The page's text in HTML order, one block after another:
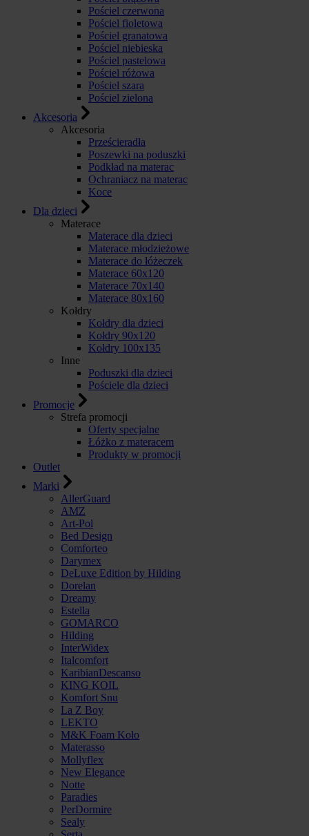
Pościel czerwona
Pościel fioletowa
Pościel granatowa
Pościel niebieska
Pościel pastelowa
Pościel różowa
Pościel szara
Pościel zielona
Akcesoria
Akcesoria
Prześcieradła
Poszewki na poduszki
Podkład na materac
Ochraniacz na materac
Koce
Dla dzieci
Materace
Materace dla dzieci
Materace młodzieżowe
Materace do łóżeczek
Materace 60x120
Materace 70x140
Materace 80x160
Kołdry
Kołdry dla dzieci
Kołdry 90x120
Kołdry 100x135
Inne
Poduszki dla dzieci
Pościele dla dzieci
Promocje
Strefa promocji
Oferty specjalne
Łóżko z materacem
Produkty w promocji
Outlet
Marki
AllerGuard
AMZ
Art-Pol
Bed Design
Comforteo
Darymex
DeLuxe Edition by Hilding
Dorelan
Dreamy
Estella
GOMARCO
Hilding
InterWidex
Italcomfort
KaribianDescanso
KING KOIL
Komfort Snu
La Z Boy
LEKTO
M&K Foam Koło
Materasso
Mollyflex
New Elegance
Notte
Paradies
PerDormire
Sealy